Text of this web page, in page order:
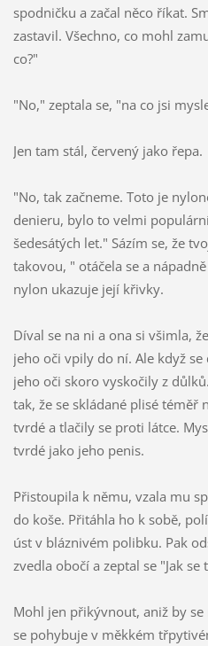
spodničku a začal něco říkat.
zastavil. Všechno, co mohl
co?"
"No," zeptala se, "na co jsi
Jen tam stál, červený jako řepa.
"No, tak začneme. Toto je
denieru, bylo to velmi
šedesátých let." Sázím se, že
takovou, " otáčela se a
nylon ukazuje její křivky.
Díval se na ni a ona si všimla,
jeho oči vpily do ní. Ale když
jeho oči skoro vyskočily z
tak, že se skládané plisé téměř
tvrdé a tlačily se proti látce.
tvrdé jako jeho penis.
Přistoupila k němu, vzala mu
do koše. Přitáhla ho k sobě,
úst v bláznivém polibku. Pak
zvedla obočí a zeptal se "Jak
Mohl jen přikývnout, aniž by
se pohybuje v měkkém